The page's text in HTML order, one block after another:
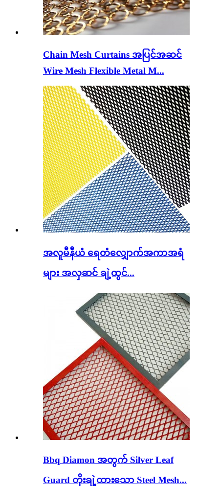
Chain Mesh Curtains အပြင်အဆင်
Wire Mesh Flexible Metal M...
အလူမီနီယံ ရေတံလျှောက်အကာအရံ
များ အလှဆင် ချဲ့ထွင်...
Bbq Diamon အတွက် Silver Leaf
Guard တိုးချဲ့ထားသော Steel Mesh...